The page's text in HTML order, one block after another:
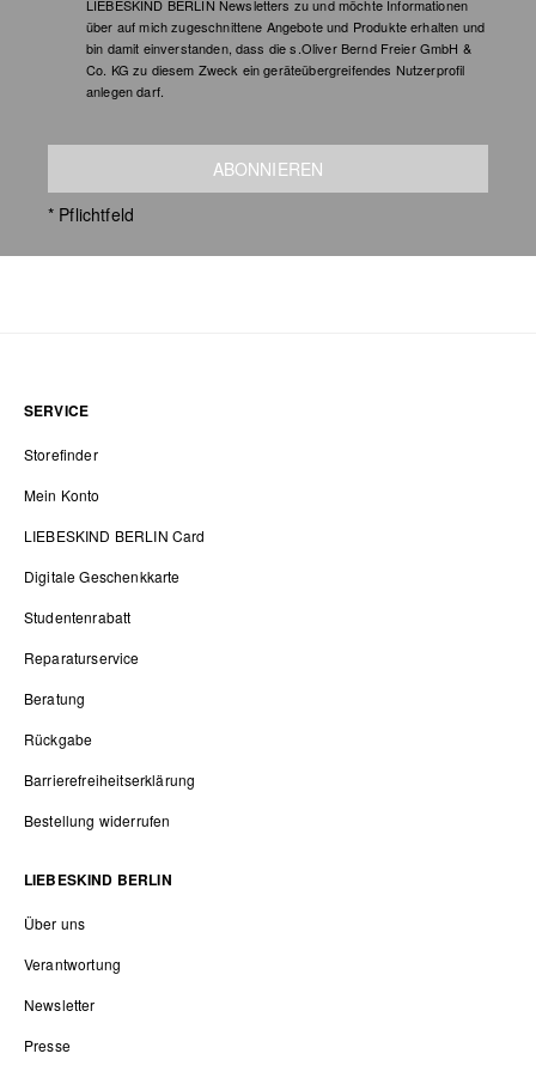
LIEBESKIND BERLIN Newsletters zu und möchte Informationen
über auf mich zugeschnittene Angebote und Produkte erhalten und
bin damit einverstanden, dass die s.Oliver Bernd Freier GmbH &
Co. KG zu diesem Zweck ein geräteübergreifendes Nutzerprofil
anlegen darf.
ABONNIEREN
* Pflichtfeld
SERVICE
Storefinder
Mein Konto
LIEBESKIND BERLIN Card
Digitale Geschenkkarte
Studentenrabatt
Reparaturservice
Beratung
Rückgabe
Barrierefreiheitserklärung
Bestellung widerrufen
LIEBESKIND BERLIN
Über uns
Verantwortung
Newsletter
Presse